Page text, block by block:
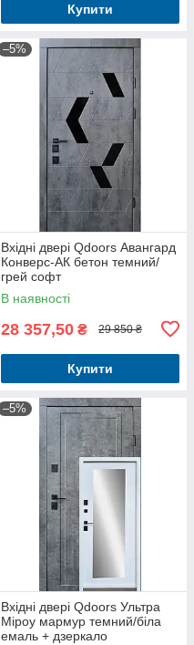
Купити
–5%
Вхідні двері Qdoors Авангард
Конверс-АК бетон темний/
грей софт
В наявності
28 357,50 ₴ 29 850 ₴
Купити
–5%
Вхідні двері Qdoors Ультра
Міроу мармур темний/біла
емаль + дзеркало